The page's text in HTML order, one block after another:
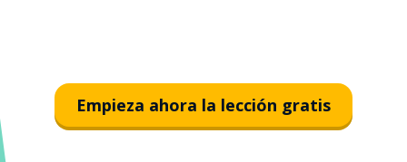
Empieza ahora la lección gratis